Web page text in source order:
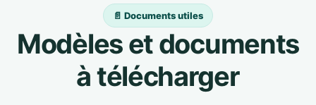
📄 Documents utiles
Modèles et documents
à télécharger